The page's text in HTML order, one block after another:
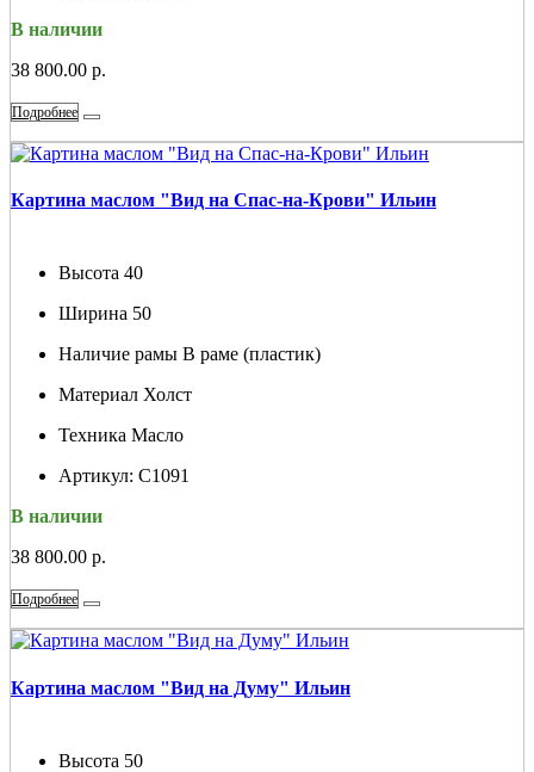
В наличии
38 800.00 р.
Подробнее
Картина маслом "Вид на Спас-на-Крови" Ильин
Высота 40
Ширина 50
Наличие рамы В раме (пластик)
Материал Холст
Техника Масло
Артикул: С1091
В наличии
38 800.00 р.
Подробнее
Картина маслом "Вид на Думу" Ильин
Высота 50